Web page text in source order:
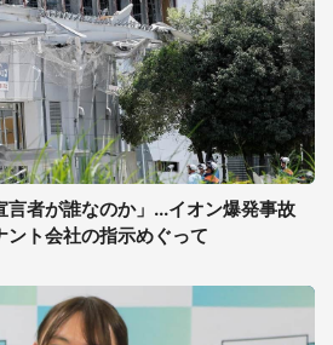
者が誰なのか」...イオン爆発事故
ント会社の指示めぐって